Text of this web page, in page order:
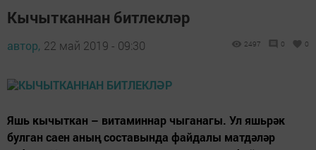
Кычытканнан битлекләр
автор, 22 май 2019 - 09:30 2497 0 0
Яшь кычыткан – витаминнар чыганагы. Ул яшьрәк
булган саен аның составында файдалы матдәләр